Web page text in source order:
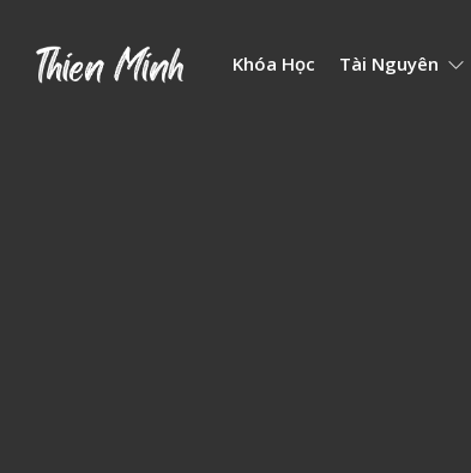
Khóa Học Tài Nguyên